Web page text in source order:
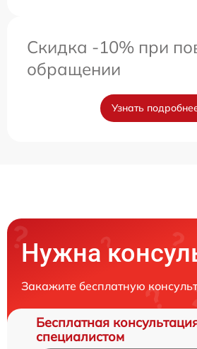
Скидка -10% при
обращении
Узнать
Нужна
Закажите бесплатную
Бесплатная
специалистом